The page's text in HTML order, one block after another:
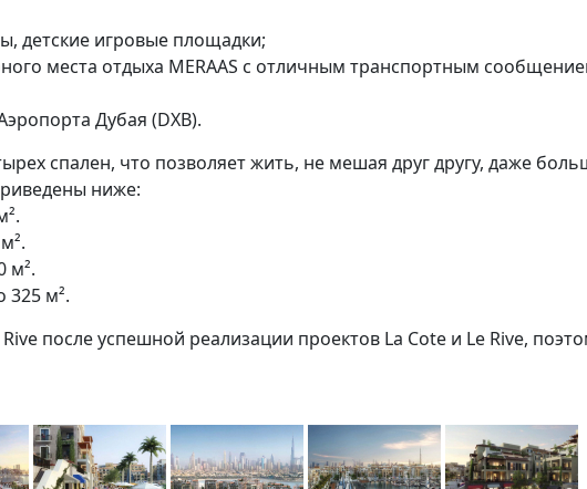
детские игровые площадки;
места отдыха MERAAS с отличным транспортным
Дубая (DXB).
спален, что позволяет жить, не мешая друг другу, даже
ниже:
м².
325 м².
после успешной реализации проектов La Cote и Le Rive,